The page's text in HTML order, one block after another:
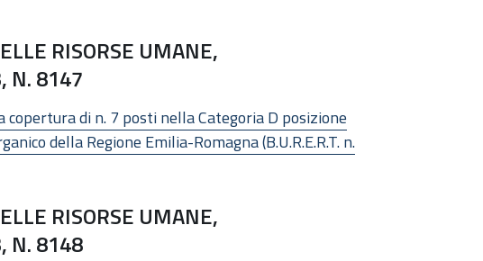
RISORSE UMANE,
N. 8147
di n. 7 posti nella Categoria D posizione
della Regione Emilia-Romagna (B.U.R.E.R.T. n.
RISORSE UMANE,
N. 8148